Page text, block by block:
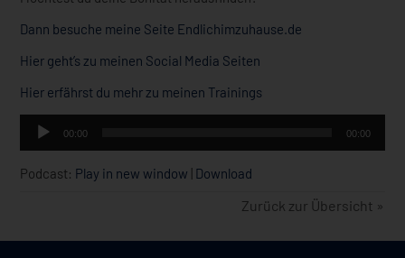
Dann besuche meine Seite Endlichimzuhause.de
Hier geht’s zu meinen Social Media Seiten
Hier erfährst du mehr zu meinen Trainings
Audio-
Player
00:00 00:00
Podcast: Play in new window | Download
Zurück zur Übersicht »